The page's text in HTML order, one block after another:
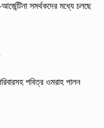
সমর্থকদের মধ্যে চলছে
পবিত্র ওমরাহ পালন